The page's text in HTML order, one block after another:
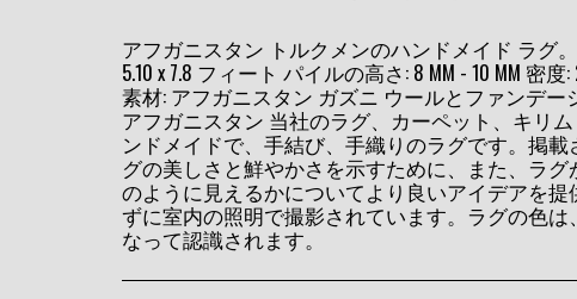
アフガニスタン トルクメンのハンドメイド ラグ。
5.10 x 7.8 フィート パイルの高さ: 8 MM - 10 MM 密度
素材: アフガニスタン ガズニ ウールとファンデー
アフガニスタン 当社のラグ、カーペット、キリ
ンドメイドで、手結び、手織りのラグです。掲載
グの美しさと鮮やかさを示すために、また、ラ
のように見えるかについてより良いアイデアを
ずに室内の照明で撮影されています。ラグの色
なって認識されます。